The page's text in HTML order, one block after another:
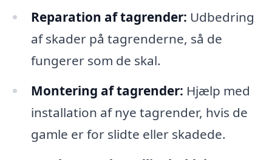
Reparation af tagrender: Udbedring
af skader på tagrenderne, så de
fungerer som de skal.
Montering af tagrender: Hjælp med
installation af nye tagrender, hvis de
gamle er for slidte eller skadede.